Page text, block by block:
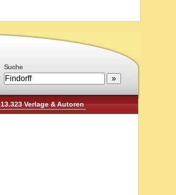
Suche
13.323 Verlage & Autoren